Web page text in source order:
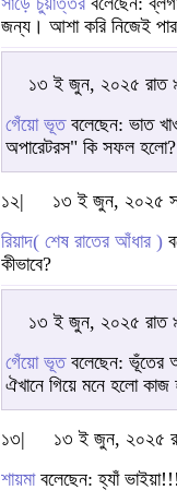
জন্য। আশা করি নিজেই
১৩ ই জুন, ২০২৫ রাত
গেঁয়ো ভূতবলেছেন: ভাত
অপারেটরস" কি সফল হলো?
১২|
১৩ ই জুন, ২০২৫
রিয়াদ( শেষ রাতের আঁধার )
কীভাবে?
১৩ ই জুন, ২০২৫ রাত
গেঁয়ো ভূতবলেছেন: ভূঁতের
ঐখানে গিয়ে মনে হলো
১৩|
১৩ ই জুন, ২০২৫
শায়মাবলেছেন: হ্যাঁ